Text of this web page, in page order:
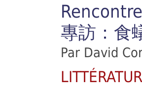
專訪：食
Par David